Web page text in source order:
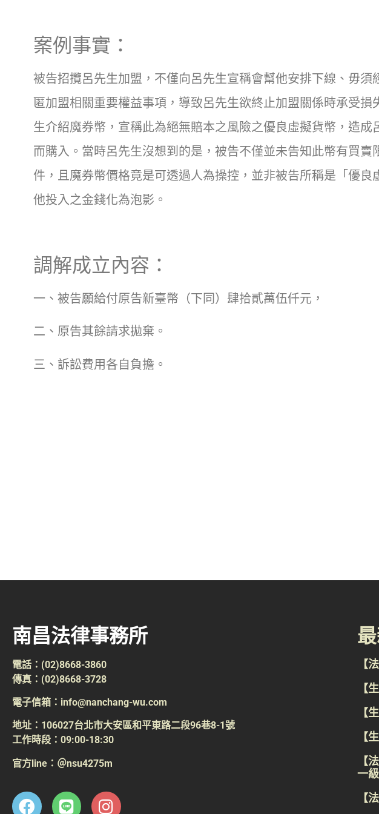
案例事實：
被告招攬呂先生加盟，不僅向呂先生宣稱會幫他安排下線、毋須
匿加盟相關重要權益事項，導致呂先生欲終止加盟關係時承受損
生介紹魔券幣，宣稱此為絕無賠本之風險之優良虛擬貨幣，造成
而購入。當時呂先生沒想到的是，被告不僅並未告知此幣有買賣
件，且魔券幣價格竟是可透過人為操控，並非被告所稱是「優良
他投入之金錢化為泡影。
調解成立內容：
一、被告願給付原告新臺幣（下同）肆拾貳萬伍仟元，
二、原告其餘請求拋棄。
三、訴訟費用各自負擔。
南昌法律事務所
電話：(02)8668-3860
傳真：(02)8668-3728
電子信箱：info@nanchang-wu.com
地址：106027台北市大安區和平東路二段96巷8-1號
工作時段：09:00-18:30
官方line：＠nsu4275m
【
【
【
【
【
一
【